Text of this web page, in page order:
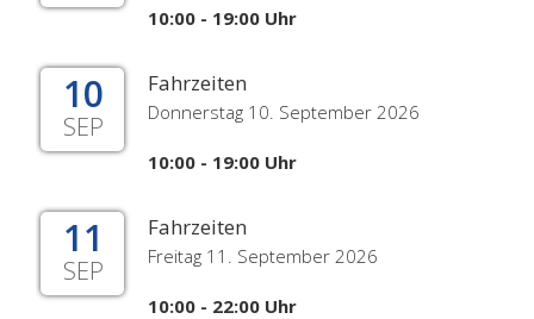
10:00 - 19:00 Uhr
10
SEP
Fahrzeiten
Donnerstag 10. September 2026
10:00 - 19:00 Uhr
11
SEP
Fahrzeiten
Freitag 11. September 2026
10:00 - 22:00 Uhr